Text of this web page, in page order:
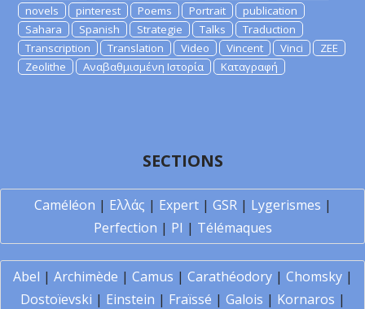
novels
pinterest Poems Portrait
publication
Sahara
Spanish Strategie Talks
Traduction
Transcription
Translation Video Vincent Vinci
ZEE
Zeolithe
Αναβαθμισμένη Ιστορία Καταγραφή
SECTIONS
Caméléon | Ελλάς | Expert| GSR| Lygerismes |
Perfection | PI | Télémaques
Abel | Archimède | Camus | Carathéodory| Chomsky|
Dostoïevski | Einstein | Fraïssé | Galois | Kornaros |